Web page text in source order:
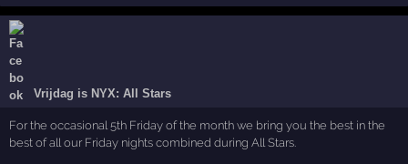
Vrijdag is NYX: All Stars
For the occasional 5th Friday of the month we bring you the best in the
best of all our Friday nights combined during All Stars.